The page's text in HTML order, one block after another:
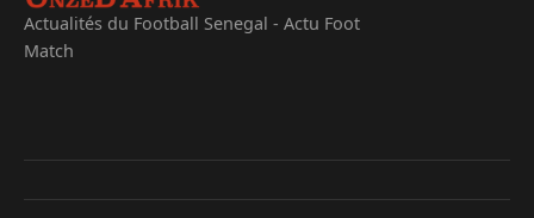
Actualités du Football Senegal - Actu Foot
Match